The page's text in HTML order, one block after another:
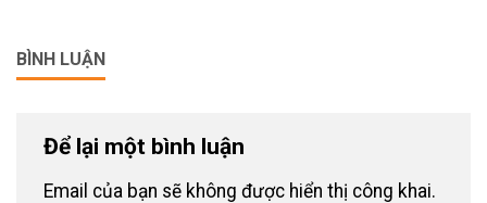
BÌNH LUẬN
Để lại một bình luận
Email của bạn sẽ không được hiển thị công khai.